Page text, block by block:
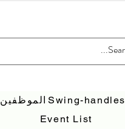
الموظفين Swing-handles
Event List